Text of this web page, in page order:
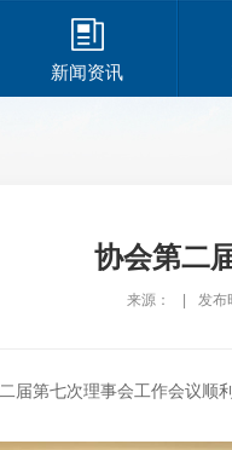
新闻资讯
协会第二
来源： 发布
届第七次理事会工作会议顺